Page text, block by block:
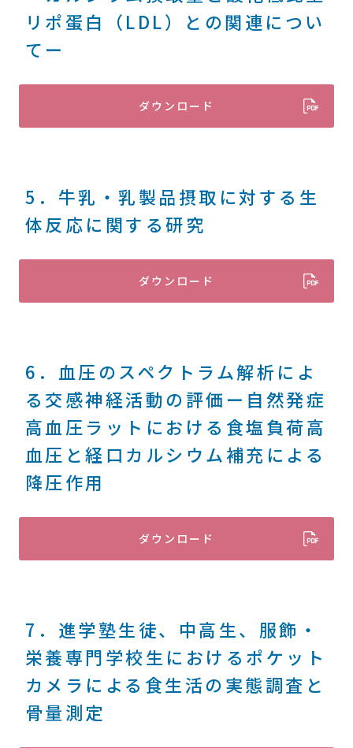
リポ蛋白（LDL）との関連につい
てー
ダウンロード
5．牛乳・乳製品摂取に対する生
体反応に関する研究
ダウンロード
6．血圧のスペクトラム解析によ
る交感神経活動の評価ー自然発症
高血圧ラットにおける食塩負荷高
血圧と経口カルシウム補充による
降圧作用
ダウンロード
7．進学塾生徒、中高生、服飾・
栄養専門学校生におけるポケット
カメラによる食生活の実態調査と
骨量測定